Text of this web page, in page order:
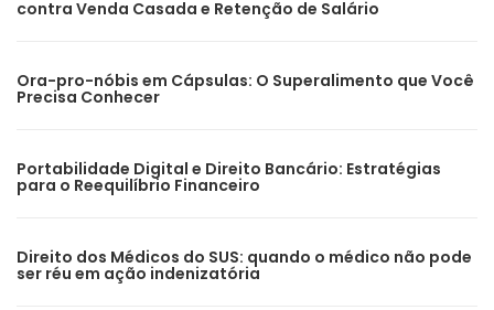
contra Venda Casada e Retenção de Salário
Ora-pro-nóbis em Cápsulas: O Superalimento que Você
Precisa Conhecer
Portabilidade Digital e Direito Bancário: Estratégias
para o Reequilíbrio Financeiro
Direito dos Médicos do SUS: quando o médico não pode
ser réu em ação indenizatória